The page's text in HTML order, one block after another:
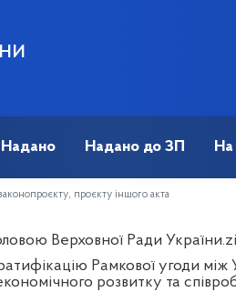
Надано Надано до ЗП На
проєкту іншого акта
Верховної Ради
Рамкової угоди
розвитку та